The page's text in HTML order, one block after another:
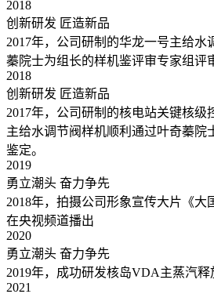
2018
创新研发 匠造新品
2017年，公司研制的华龙一号主给水
蓁院士为组长的样机鉴评审专家组评
2018
创新研发 匠造新品
2017年，公司研制的核电站关键核级
主给水调节阀样机顺利通过叶奇蓁院
鉴定。
2019
勇立潮头 奋力争先
2018年，拍摄公司形象宣传大片《大
在央视频道播出
2020
勇立潮头 奋力争先
2019年，成功研发核岛VDA主蒸汽
2021